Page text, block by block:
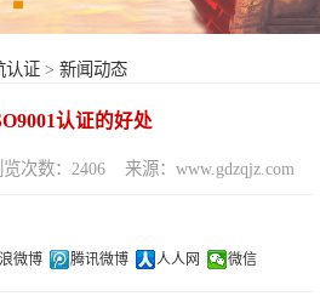
认证 > 新闻动态
认证的好处
览次数：2406 来源：www.gdzqjz.com
微博 腾讯微博 人人网 微信
ISO45001职业健康安全管理体系认证
交通运输服务认证
ISO27001信息安全管理体系认证